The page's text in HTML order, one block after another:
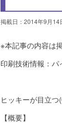
掲載日：2014年9月14
※本記事の内容は
印刷技術情報：
ヒッキーが目立つ
【概要】